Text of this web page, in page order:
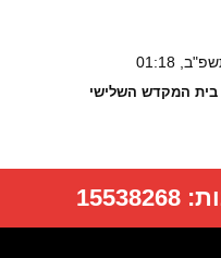
01:18
בית המקדש השלישי
15538268